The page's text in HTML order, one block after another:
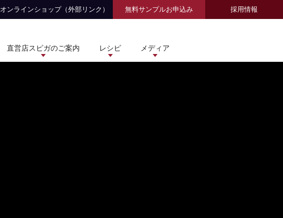
オンラインショップ（外部リンク） 無料サンプルお申込み 採用情報
直営店スピガのご案内 レシピ メディア